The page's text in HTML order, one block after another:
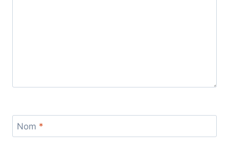
Nom *